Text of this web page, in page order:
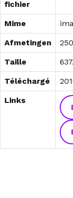
fichier
Mime
Afmetingen
Taille
Téléchargé
Links